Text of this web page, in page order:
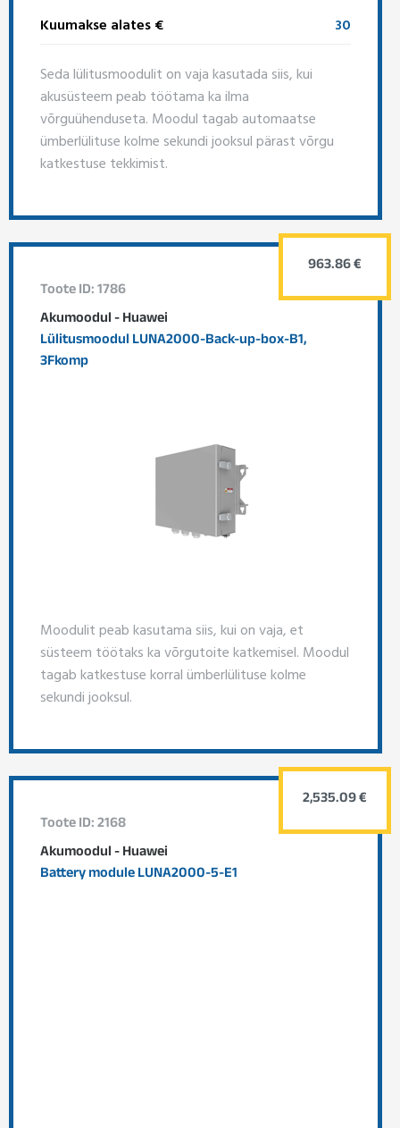
Kuumakse alates € 30
Seda lülitusmoodulit on vaja kasutada siis, kui
akusüsteem peab töötama ka ilma
võrguühenduseta. Moodul tagab automaatse
ümberlülituse kolme sekundi jooksul pärast võrgu
katkestuse tekkimist.
Toote ID: 1786
Akumoodul - Huawei
Lülitusmoodul LUNA2000-Back-up-box-B1,
3Fkomp
Moodulit peab kasutama siis, kui on vaja, et
süsteem töötaks ka võrgutoite katkemisel. Moodul
tagab katkestuse korral ümberlülituse kolme
sekundi jooksul.
963.86 €
Toote ID: 2168
Akumoodul - Huawei
Battery module LUNA2000-5-E1
2,535.09 €